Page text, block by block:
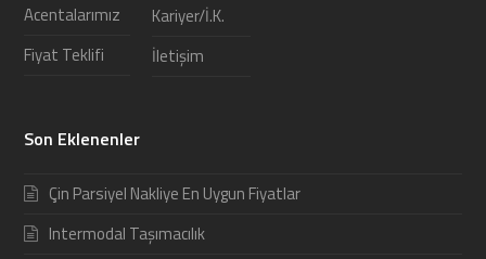
Acentalarımız
Fiyat Teklifi
Kariyer/İ.K.
İletişim
Son Eklenenler
Çin Parsiyel Nakliye En Uygun Fiyatlar
Intermodal Taşımacılık